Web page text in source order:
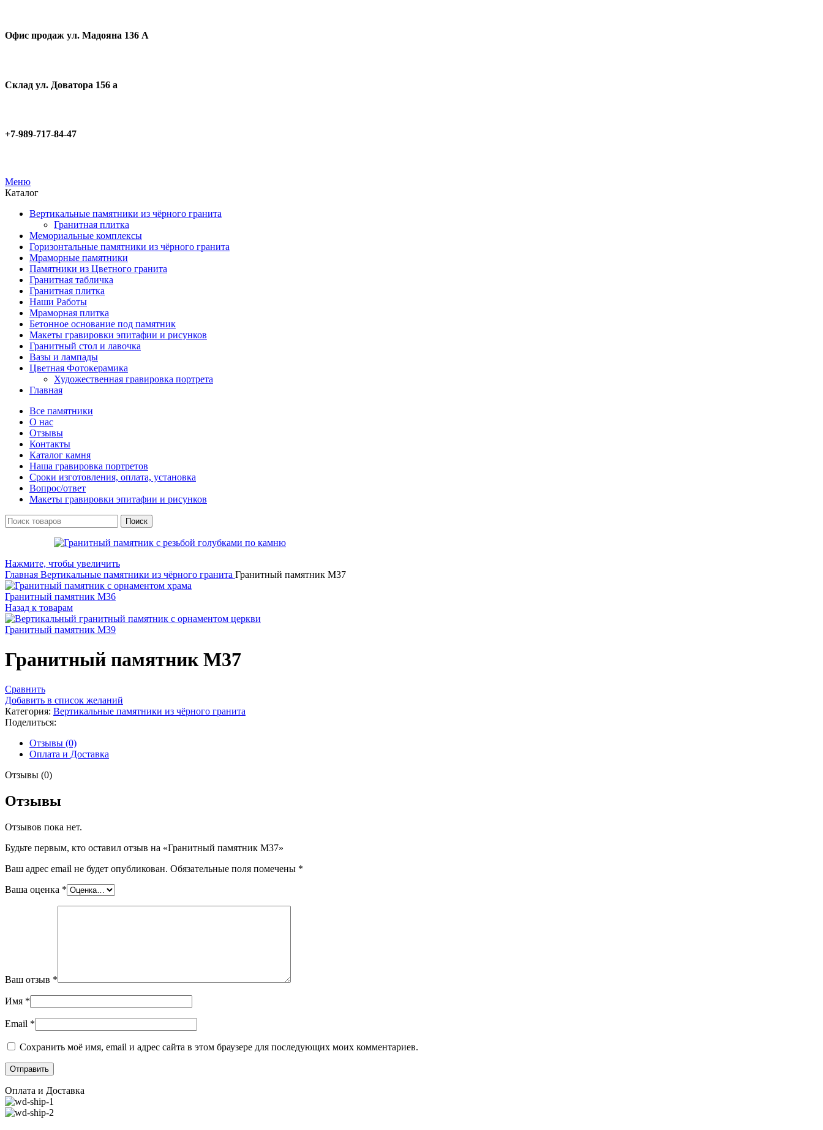
Офис продаж ул. Мадояна 136 А
Склад ул. Доватора 156 а
+7-989-717-84-47
Меню
Каталог
Вертикальные памятники из чёрного гранита
Гранитная плитка
Мемориальные комплексы
Горизонтальные памятники из чёрного гранита
Мраморные памятники
Памятники из Цветного гранита
Гранитная табличка
Гранитная плитка
Наши Работы
Мраморная плитка
Бетонное основание под памятник
Макеты гравировки эпитафии и рисунков
Гранитный стол и лавочка
Вазы и лампады
Цветная Фотокерамика
Художественная гравировка портрета
Главная
Все памятники
О нас
Отзывы
Контакты
Каталог камня
Наша гравировка портретов
Сроки изготовления, оплата, установка
Вопрос/ответ
Макеты гравировки эпитафии и рисунков
Поиск
Нажмите, чтобы увеличить
Главная Вертикальные памятники из чёрного гранита Гранитный памятник М37
Гранитный памятник М36
Назад к товарам
Гранитный памятник М39
Гранитный памятник М37
Сравнить
Добавить в список желаний
Категория: Вертикальные памятники из чёрного гранита
Поделиться:
Отзывы (0)
Оплата и Доставка
Отзывы (0)
Отзывы
Отзывов пока нет.
Будьте первым, кто оставил отзыв на «Гранитный памятник М37»
Ваш адрес email не будет опубликован. Обязательные поля помечены *
Ваша оценка *
Ваш отзыв *
Имя *
Email *
Сохранить моё имя, email и адрес сайта в этом браузере для последующих моих комментариев.
Оплата и Доставка